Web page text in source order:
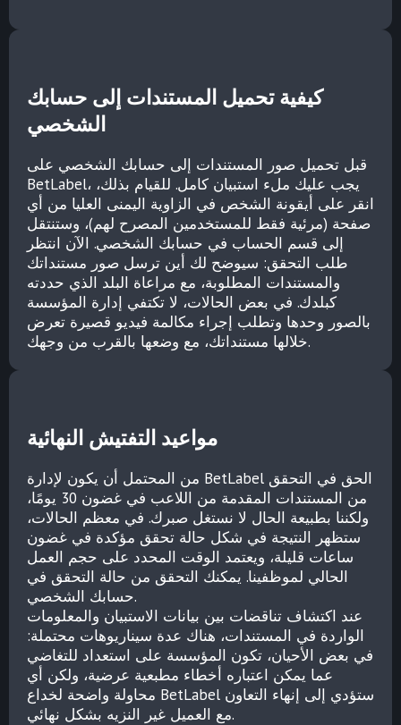
كيفية تحميل المستندات إلى حسابك
الشخصي
قبل تحميل صور المستندات إلى حسابك الشخصي على
BetLabel، يجب عليك ملء استبيان كامل. للقيام بذلك،
انقر على أيقونة الشخص في الزاوية اليمنى العليا من أي
صفحة (مرئية فقط للمستخدمين المصرح لهم)، وستنتقل
إلى قسم الحساب في حسابك الشخصي. الآن انتظر
طلب التحقق: سيوضح لك أين ترسل صور مستنداتك
والمستندات المطلوبة، مع مراعاة البلد الذي حددته
كبلدك. في بعض الحالات، لا تكتفي إدارة المؤسسة
بالصور وحدها وتطلب إجراء مكالمة فيديو قصيرة تعرض
خلالها مستنداتك، مع وضعها بالقرب من وجهك.
مواعيد التفتيش النهائية
من المحتمل أن يكون لإدارة BetLabel الحق في التحقق
من المستندات المقدمة من اللاعب في غضون 30 يومًا،
ولكننا بطبيعة الحال لا نستغل صبرك. في معظم الحالات،
ستظهر النتيجة في شكل حالة تحقق مؤكدة في غضون
ساعات قليلة، ويعتمد الوقت المحدد على حجم العمل
الحالي لموظفينا. يمكنك التحقق من حالة التحقق في
حسابك الشخصي.
عند اكتشاف تناقضات بين بيانات الاستبيان والمعلومات
الواردة في المستندات، هناك عدة سيناريوهات محتملة:
في بعض الأحيان، تكون المؤسسة على استعداد للتغاضي
عما يمكن اعتباره أخطاء مطبعية عرضية، ولكن أي
محاولة واضحة لخداع BetLabel ستؤدي إلى إنهاء التعاون
مع العميل غير النزيه بشكل نهائي.